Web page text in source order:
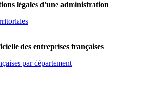
légales d'une administration
des entreprises françaises
par département